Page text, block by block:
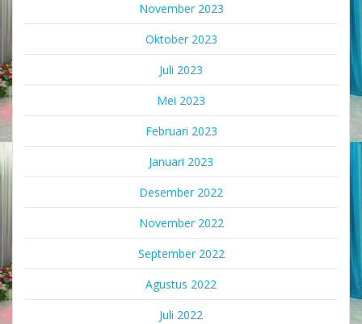
November 2023
Oktober 2023
Juli 2023
Mei 2023
Februari 2023
Januari 2023
Desember 2022
November 2022
September 2022
Agustus 2022
Juli 2022